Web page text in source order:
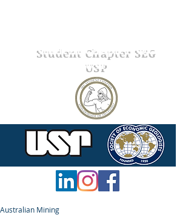
Student Chapter SEG
USP
Australian Mining